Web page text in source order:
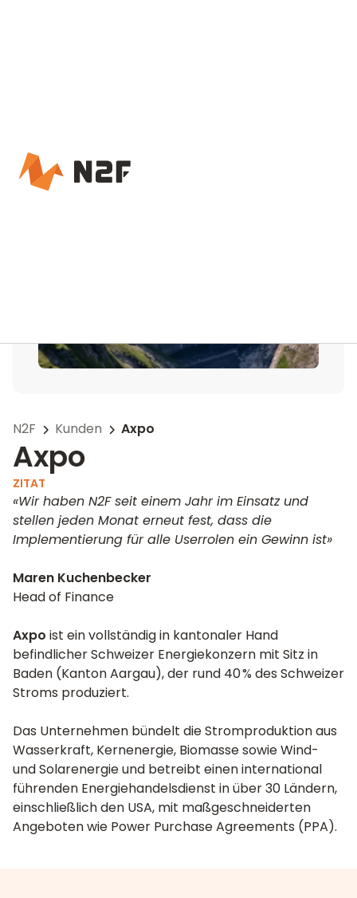
N2F Kunden Axpo
Axpo
ZITAT
«Wir haben N2F seit einem Jahr im Einsatz und
stellen jeden Monat erneut fest, dass die
Implementierung für alle Userrolen ein Gewinn ist»
Maren Kuchenbecker
Head of Finance
Axpo ist ein vollständig in kantonaler Hand
befindlicher Schweizer Energiekonzern mit Sitz in
Baden (Kanton Aargau), der rund 40 % des Schweizer
Stroms produziert.
Das Unternehmen bündelt die Stromproduktion aus
Wasserkraft, Kernenergie, Biomasse sowie Wind-
und Solarenergie und betreibt einen international
führenden Energiehandelsdienst in über 30 Ländern,
einschließlich den USA, mit maßgeschneiderten
Angeboten wie Power Purchase Agreements (PPA).